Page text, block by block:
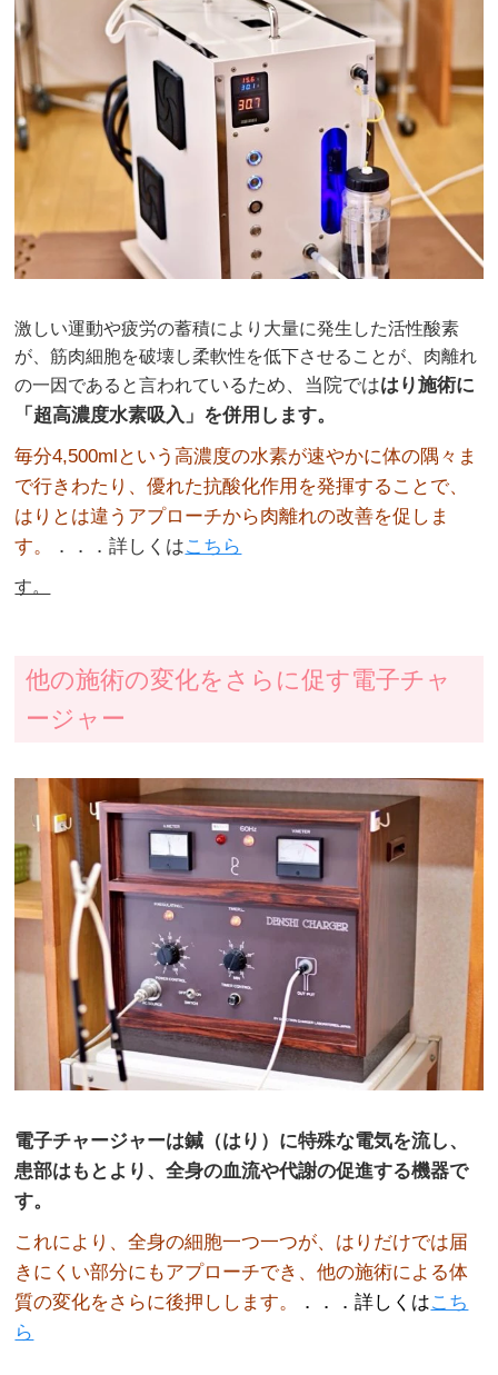
激しい運動や疲労の蓄積により大量に発生した活性酸素
が、筋肉細胞を破壊し柔軟性を低下させることが、肉離れ
の一因であると言われているため、 当院でははり施術に
「超高濃度水素吸入」を併用します。
毎分4,500mlという高濃度の水素が速やかに体の隅々ま
で行きわたり、優れた抗酸化作用を発揮することで、
はりとは違うアプローチから肉離れの改善を促しま
す。
．．．詳しくはこちら
す。
他の施術の変化をさらに促す電子チャ
ージャー
電子チャージャーは鍼（はり）に特殊な電気を流し、
患部はもとより、全身の血流や代謝の促進する機器で
す。
これにより、全身の細胞一つ一つが、はりだけでは届
きにくい部分にもアプローチでき、他の施術による体
質の変化をさらに後押しします。
．．．詳しくはこち
ら